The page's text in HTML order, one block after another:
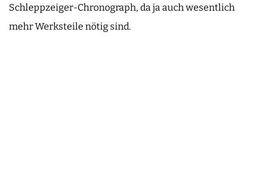
Schleppzeiger-Chronograph, da ja auch wesentlich
mehr Werksteile nötig sind.